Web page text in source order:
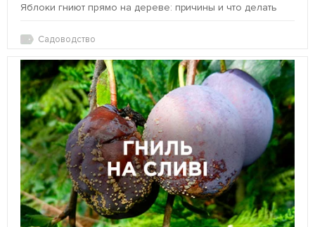
Яблоки гниют прямо на дереве: причины и что делать
Садоводство